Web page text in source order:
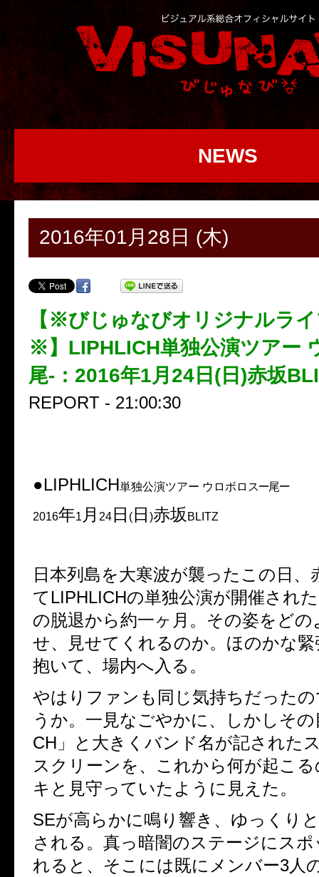
NEWS
2016年01月28日 (木)
【※びじゅなびオリジナルラ
※】LIPHLICH単独公演ツアー
尾-：2016年1月24日(日)赤坂
REPORT - 21:00:30
●LIPHLICH単独公演ツアー ウロボロス–尾–
2016年1 月 24 日 ( 日 )赤坂 BLITZ
日本列島を大寒波が襲ったこの日、
て LIPHLICHの単独公演が開催され
の脱退から約一ヶ月。その姿をどの
せ、見せてくれるのか。ほのかな
抱いて、場内へ入る。
やはりファンも同じ気持ちだった
うか。一見なごやかに、しかしその
CH 」と大きくバンド名が記された
スクリーンを、これから何が起こ
キと見守っていたように見えた。
SEが高らかに鳴り響き、ゆっくり
される。真っ暗闇のステージにス
れると、そこには既にメンバー3人